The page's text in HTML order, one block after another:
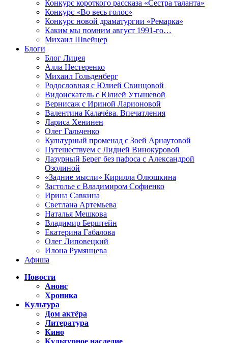
Конкурс короткого рассказа «Сестра таланта»
Конкурс «Во весь голос»
Конкурс новой драматургии «Ремарка»
Каким мы помним август 1991-го…
Михаил Швейцер
Блоги
Блог Лицея
Алла Нестеренко
Михаил Гольденберг
Родословная с Юлией Свинцовой
Видоискатель с Юлией Утышевой
Вернисаж с Ириной Ларионовой
Валентина Калачёва. Впечатления
Лариса Хенинен
Олег Гальченко
Культурный променад с Зоей Арнаутовой
Путешествуем с Лидией Винокуровой
Лазурный Берег без пафоса с Александрой
Озолиной
«Задние мысли» Кирилла Олюшкина
Застолье с Владимиром Софиенко
Ирина Савкина
Светлана Артемьева
Наталья Мешкова
Владимир Берштейн
Екатерина Габалова
Олег Липовецкий
Илона Румянцева
Афиша
Новости
Анонс
Хроника
Культура
Дом актёра
Литература
Кино